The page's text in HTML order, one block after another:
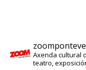
Axenda cultural
teatro,